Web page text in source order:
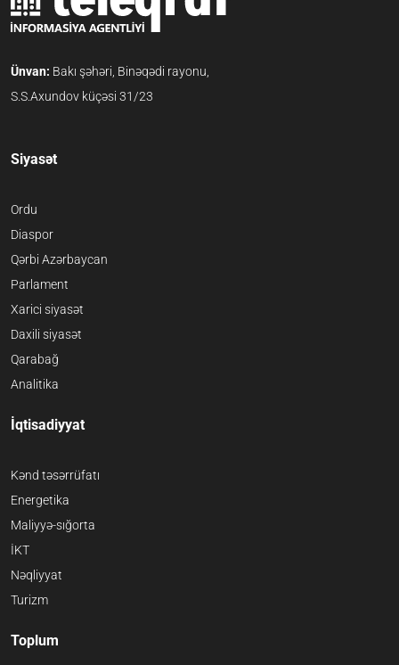
Ünvan: Bakı şəhəri, Binəqədi rayonu,
S.S.Axundov küçəsi 31/23
Siyasət
Ordu
Diaspor
Qərbi Azərbaycan
Parlament
Xarici siyasət
Daxili siyasət
Qarabağ
Analitika
İqtisadiyyat
Kənd təsərrüfatı
Energetika
Maliyyə-sığorta
İKT
Nəqliyyat
Turizm
Toplum